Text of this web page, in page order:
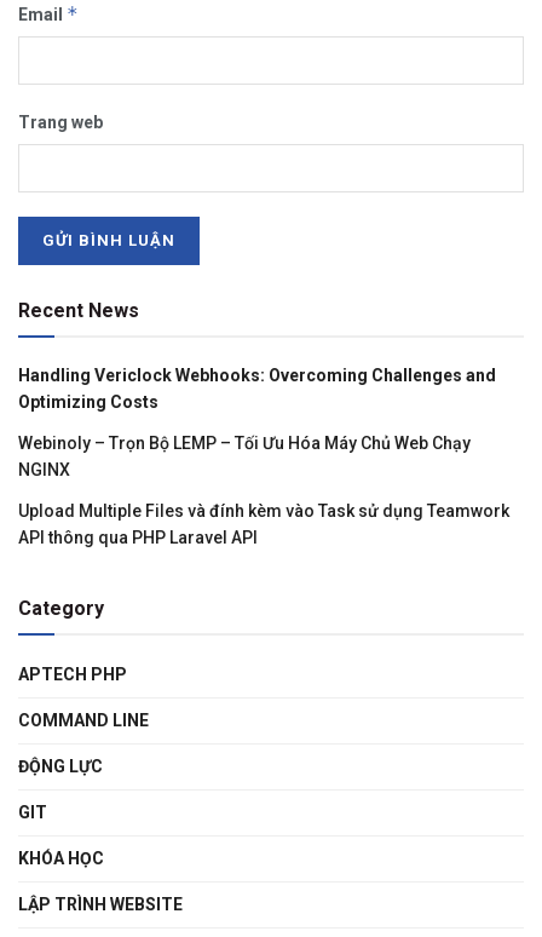
Email *
Trang web
Recent News
Handling Vericlock Webhooks: Overcoming Challenges and
Optimizing Costs
Webinoly – Trọn Bộ LEMP – Tối Ưu Hóa Máy Chủ Web Chạy
NGINX
Upload Multiple Files và đính kèm vào Task sử dụng Teamwork
API thông qua PHP Laravel API
Category
APTECH PHP
COMMAND LINE
ĐỘNG LỰC
GIT
KHÓA HỌC
LẬP TRÌNH WEBSITE